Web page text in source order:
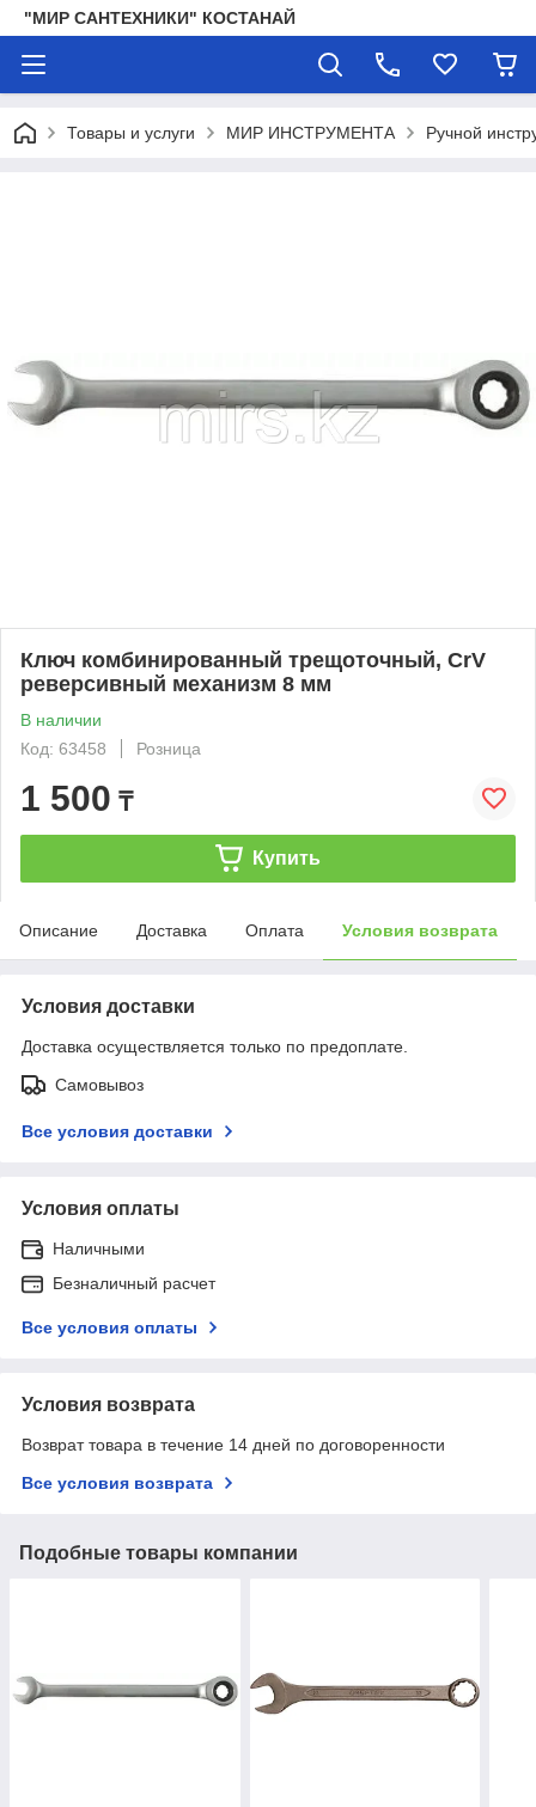
"МИР САНТЕХНИКИ" КОСТАНАЙ
Товары и услуги МИР ИНСТРУМЕНТА Ручной
Ключ комбинированный трещоточный, CrV
реверсивный механизм 8 мм
В наличии
Код: 63458
Розница
1 500 ₸
Купить
Описание Доставка Оплата Условия возврата
Условия доставки
Доставка осуществляется только по предоплате.
Самовывоз
Все условия доставки
Условия оплаты
Наличными
Безналичный расчет
Все условия оплаты
Условия возврата
Возврат товара в течение 14 дней по договоренности
Все условия возврата
Подобные товары компании